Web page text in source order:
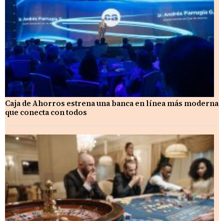
Caja de Ahorros estrena una banca en línea más moderna
que conecta con todos